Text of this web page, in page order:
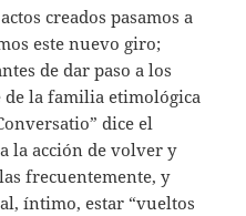
creados pasamos a
este nuevo giro;
de dar paso a los
de la familia etimológica
dice el
la acción de volver y
frecuentemente, y
íntimo, estar “vueltos